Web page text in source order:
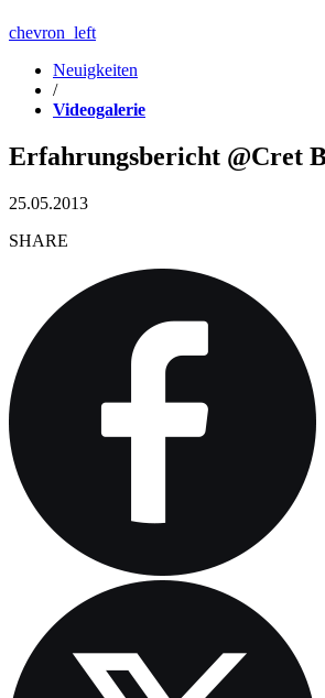
chevron_left
Neuigkeiten
/
Videogalerie
Erfahrungsbericht @Cret
25.05.2013
SHARE